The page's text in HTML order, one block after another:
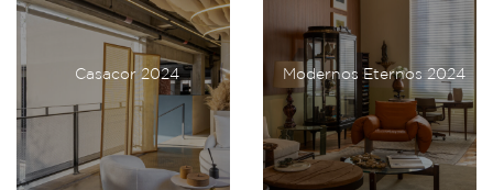
Casacor 2024 Modernos Eternos 2024